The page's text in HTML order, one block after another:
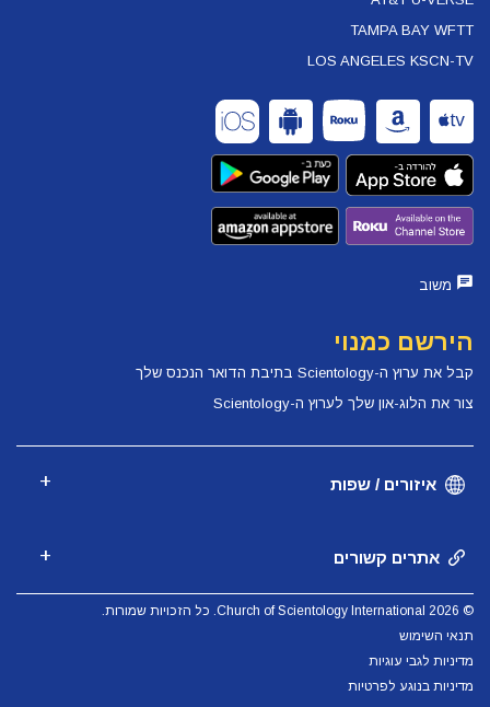
TAMPA BAY WFTT
LOS ANGELES KSCN-TV
משוב
הירשם כמנוי
קבל את ערוץ ה-Scientology בתיבת הדואר הנכנס שלך
צור את הלוג-און שלך לערוץ ה-Scientology
איזורים / שפות
אתרים קשורים
© 2026 Church of Scientology International. כל הזכויות שמורות.
תנאי השימוש
מדיניות לגבי עוגיות
מדיניות בנוגע לפרטיות